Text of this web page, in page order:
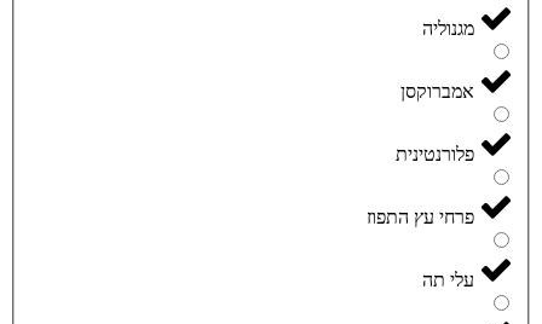
מגנוליה
אמברוקסן
פלורנטינית
פרחי עץ התפוז
עלי תה